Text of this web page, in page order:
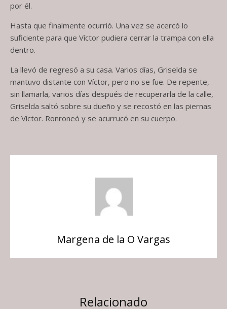
por él.
Hasta que finalmente ocurrió. Una vez se acercó lo
suficiente para que Víctor pudiera cerrar la trampa con ella
dentro.
La llevó de regresó a su casa. Varios días, Griselda se
mantuvo distante con Víctor, pero no se fue. De repente,
sin llamarla, varios días después de recuperarla de la calle,
Griselda saltó sobre su dueño y se recostó en las piernas
de Víctor. Ronroneó y se acurrucó en su cuerpo.
Margena de la O Vargas
Relacionado